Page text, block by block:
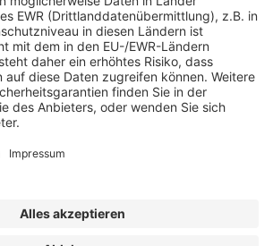
2025 Quartier